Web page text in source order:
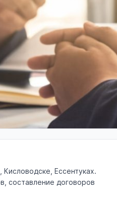
Ессентуках.
составление договоров